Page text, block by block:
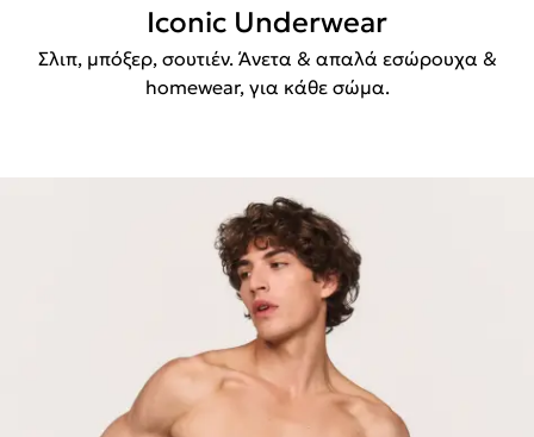
Iconic Underwear
Σλιπ, μπόξερ, σουτιέν. Άνετα & απαλά εσώρουχα &
homewear, για κάθε σώμα.